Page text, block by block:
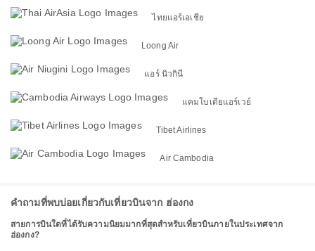
ไทยแอร์เอเชีย
Loong Air
แอร์ นิวกินี
แคมโบเดียแอร์เวย์
Tibet Airlines
Air Cambodia
คำถามที่พบบ่อยเกี่ยวกับเที่ยวบินจาก ฮ่องกง
สายการบินใดที่ได้รับความนิยมมากที่สุดสำหรับเที่ยวบินภายในประเทศจาก
ฮ่องกง?